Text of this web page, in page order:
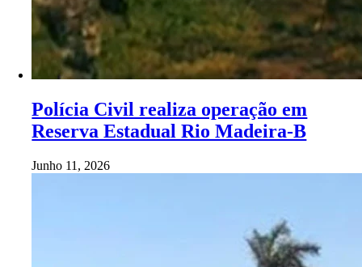
Polícia Civil realiza operação em
Reserva Estadual Rio Madeira-B
Junho 11, 2026